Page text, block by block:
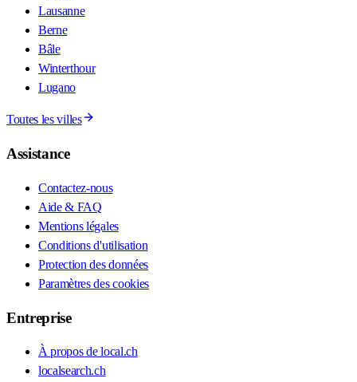
Lausanne
Berne
Bâle
Winterthour
Lugano
Toutes les villes
Assistance
Contactez-nous
Aide & FAQ
Mentions légales
Conditions d'utilisation
Protection des données
Paramètres des cookies
Entreprise
À propos de local.ch
localsearch.ch